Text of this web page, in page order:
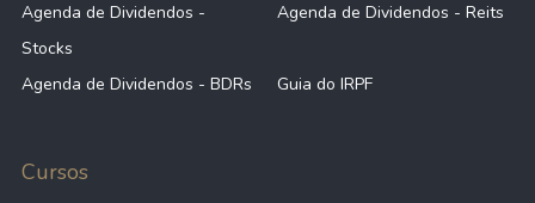
Agenda de Dividendos -
Stocks
Agenda de Dividendos - Reits
Agenda de Dividendos - BDRs Guia do IRPF
Cursos